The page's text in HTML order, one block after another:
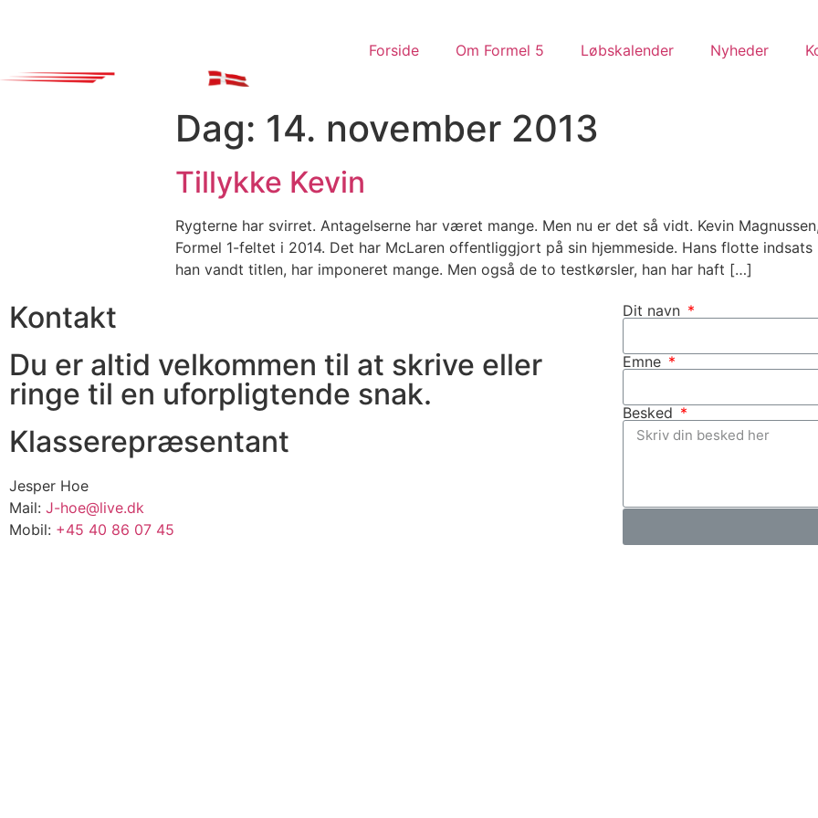
Forside Om Formel 5 Løbskalender Nyheder
Dag: 14. november 2013
Tillykke Kevin
Rygterne har svirret. Antagelserne har været mange. Men nu er det så vidt. Kevin
Formel 1-feltet i 2014. Det har McLaren offentliggjort på sin hjemmeside. Hans flotte indsats
han vandt titlen, har imponeret mange. Men også de to testkørsler, han har haft […]
Kontakt
Du er altid velkommen til at skrive eller
ringe til en uforpligtende snak.
Klasserepræsentant
Jesper Hoe
Mail: J-hoe@live.dk
Mobil: +45 40 86 07 45
Dit navn
Emne
Besked